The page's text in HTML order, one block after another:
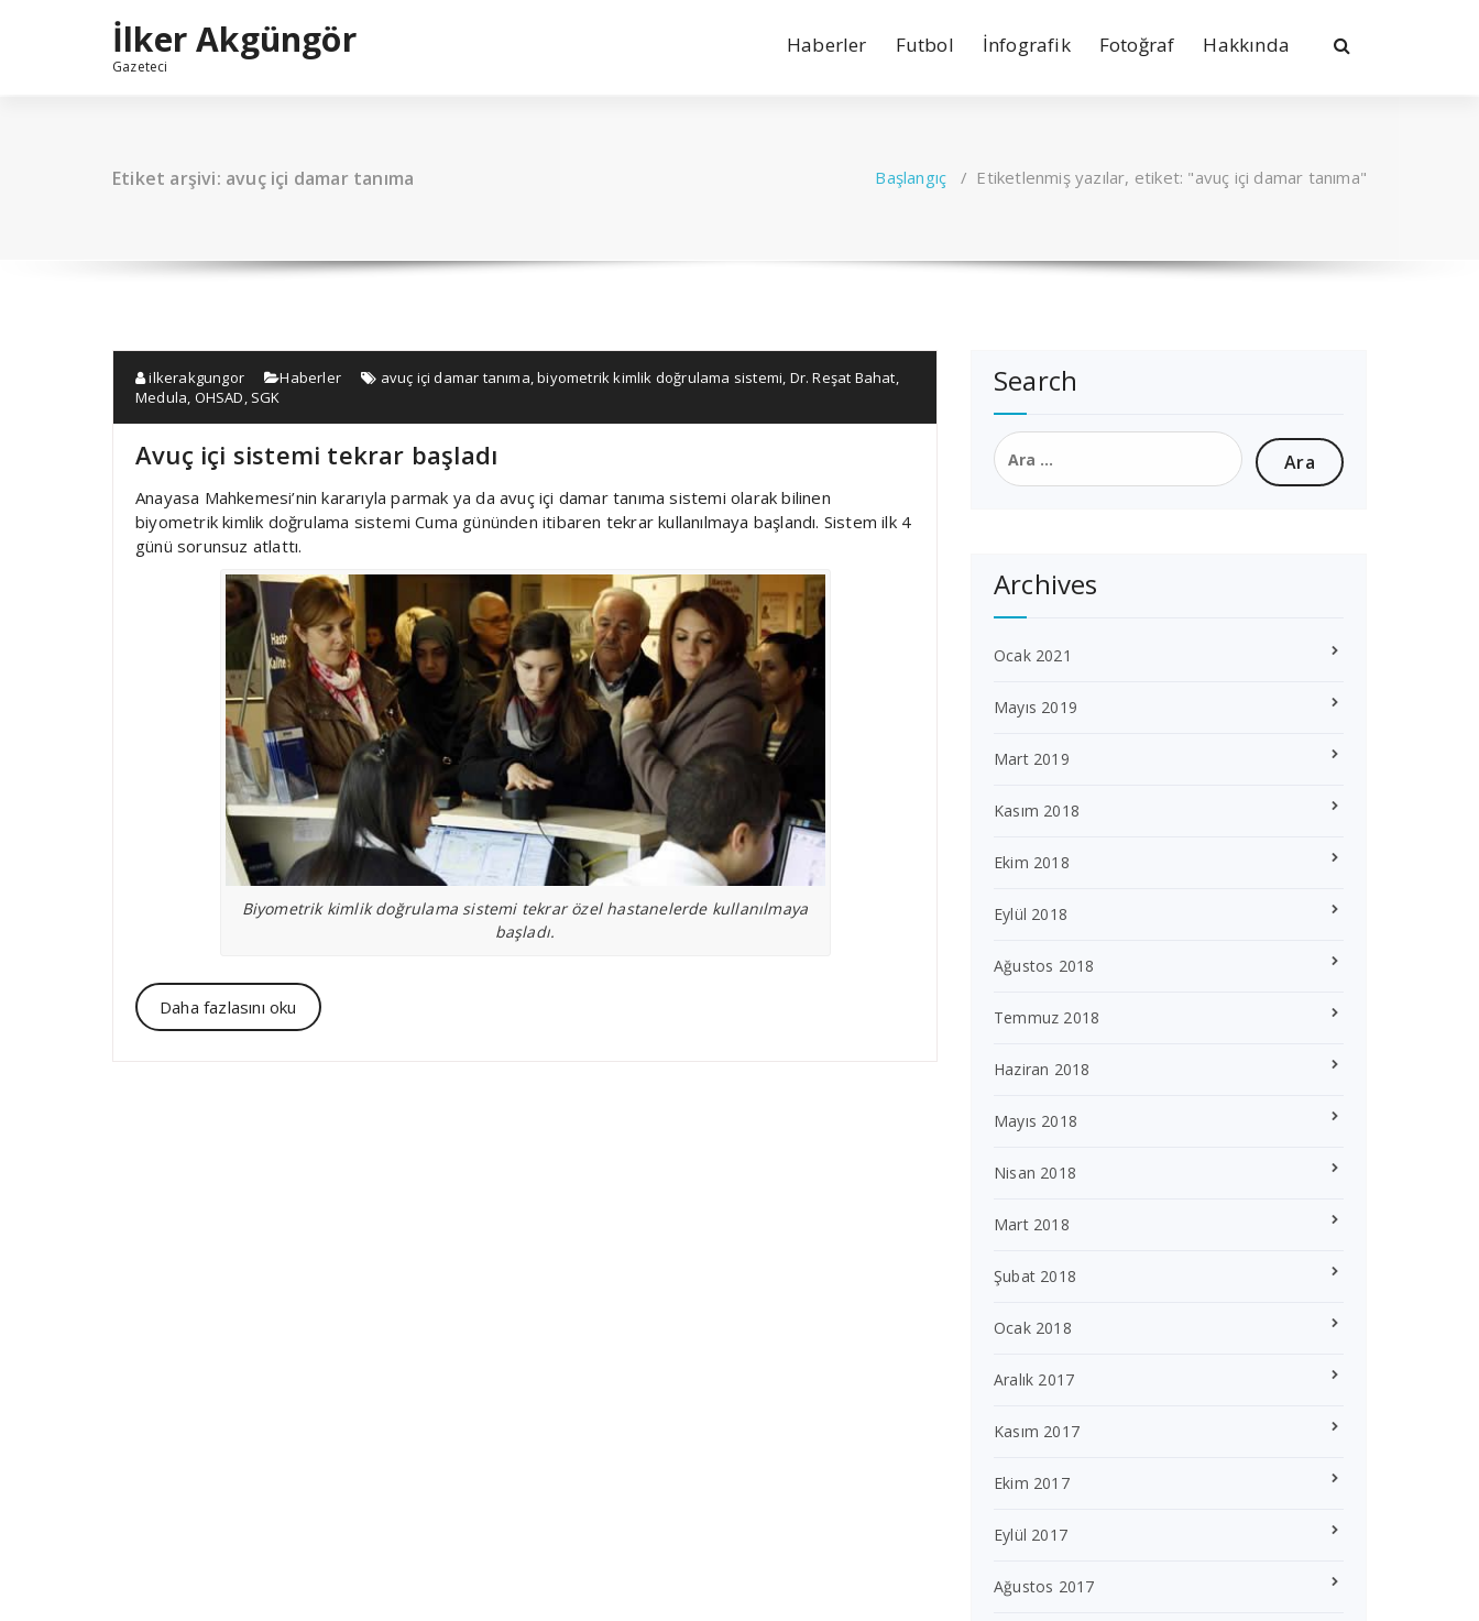
İlker Akgüngör
Gazeteci
Haberler Futbol İnfografik Fotoğraf Hakkında
Etiket arşivi: avuç içi damar tanıma Başlangıç / Etiketlenmiş yazılar, etiket: "avuç içi damar tanıma"
ilkerakgungor Haberler avuç içi damar tanıma,biyometrik kimlik doğrulama sistemi, Dr. Reşat Bahat,
Medula, OHSAD, SGK
Avuç içi sistemi tekrar başladı
Anayasa Mahkemesi’nin kararıyla parmak ya da avuç içi damar tanıma sistemi olarak bilinen
biyometrik kimlik doğrulama sistemi Cuma gününden itibaren tekrar kullanılmaya başlandı. Sistem ilk 4
günü sorunsuz atlattı.
Biyometrik kimlik doğrulama sistemi tekrar özel hastanelerde kullanılmaya
başladı.
Daha fazlasını oku
Search
Arama:
Archives
Ocak 2021
Mayıs 2019
Mart 2019
Kasım 2018
Ekim 2018
Eylül 2018
Ağustos 2018
Temmuz 2018
Haziran 2018
Mayıs 2018
Nisan 2018
Mart 2018
Şubat 2018
Ocak 2018
Aralık 2017
Kasım 2017
Ekim 2017
Eylül 2017
Ağustos 2017